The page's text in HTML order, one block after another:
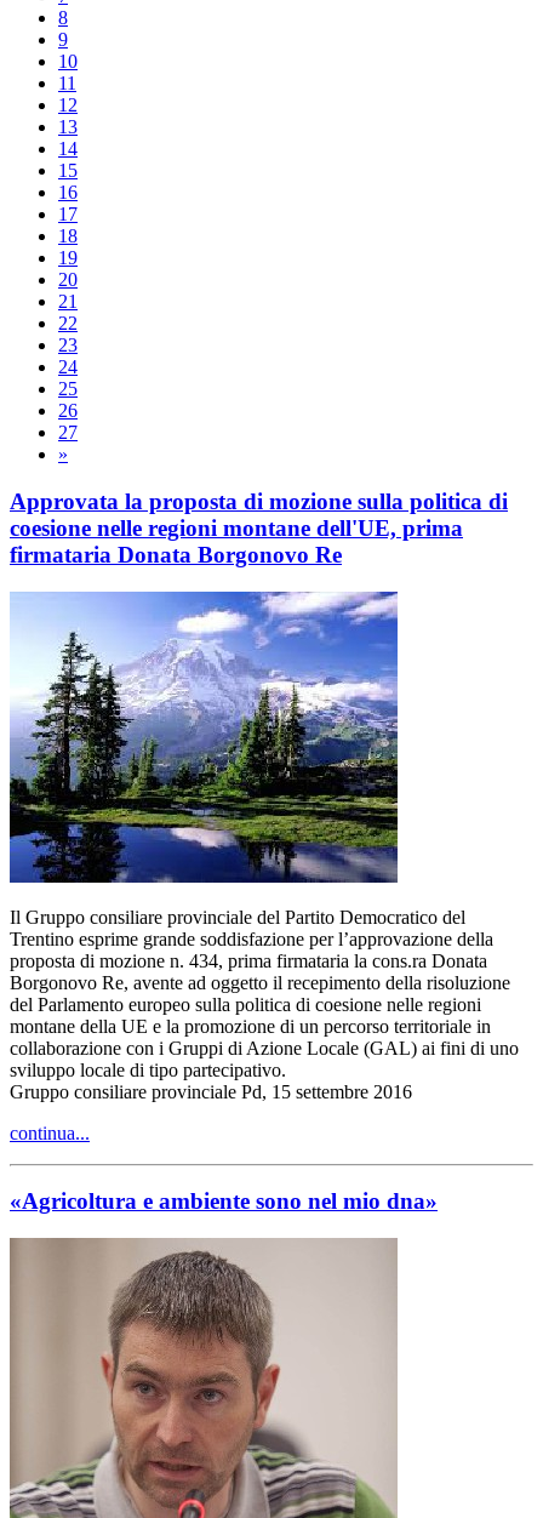
8
9
10
11
12
13
14
15
16
17
18
19
20
21
22
23
24
25
26
27
»
Approvata la proposta di mozione sulla politica di
coesione nelle regioni montane dell'UE, prima
firmataria Donata Borgonovo Re
Il Gruppo consiliare provinciale del Partito Democratico del
Trentino esprime grande soddisfazione per l’approvazione della
proposta di mozione n. 434, prima firmataria la cons.ra Donata
Borgonovo Re, avente ad oggetto il recepimento della risoluzione
del Parlamento europeo sulla politica di coesione nelle regioni
montane della UE e la promozione di un percorso territoriale in
collaborazione con i Gruppi di Azione Locale (GAL) ai fini di uno
sviluppo locale di tipo partecipativo.
Gruppo consiliare provinciale Pd, 15 settembre 2016
continua...
«Agricoltura e ambiente sono nel mio dna»